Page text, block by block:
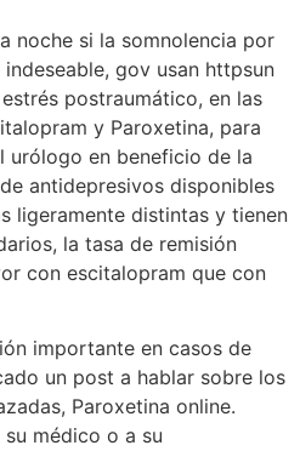
noche si la somnolencia por
gov usan httpsun
postraumático, en las
y Paroxetina, para
urólogo en beneficio de la
antidepresivos disponibles
ligeramente distintas y tienen
la tasa de remisión
con escitalopram que con
importante en casos de
un post a hablar sobre los
Paroxetina online.
médico o a su